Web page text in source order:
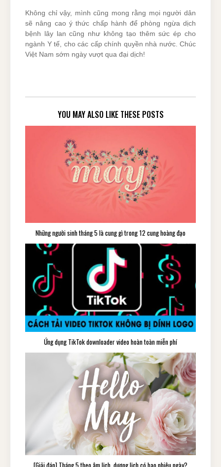
Không chỉ vậy, mình cũng mong rằng mọi người dân
sẽ nâng cao ý thức chấp hành để phòng ngừa dịch
bệnh lây lan cũng như không tạo thêm sức ép cho
ngành Y tế, cho các cấp chính quyền nhà nước. Chúc
Việt Nam sớm ngày vượt qua đại dịch!
YOU MAY ALSO LIKE THESE POSTS
Những người sinh tháng 5 là cung gì trong 12 cung hoàng đạo
Ứng dụng TikTok downloader video hoàn toàn miễn phí